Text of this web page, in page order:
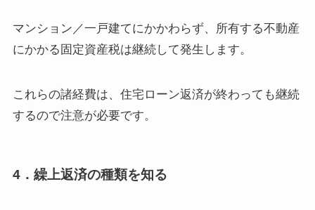
マンション／一戸建てにかかわらず、所有する不動産
にかかる固定資産税は継続して発生します。
これらの諸経費は、住宅ローン返済が終わっても継続
するので注意が必要です。
4．繰上返済の種類を知る